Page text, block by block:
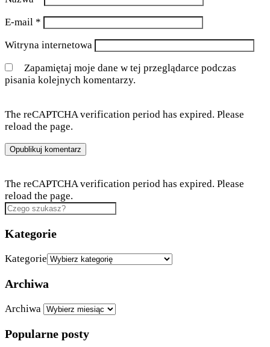
E-mail *
Witryna internetowa
Zapamiętaj moje dane w tej przeglądarce podczas
pisania kolejnych komentarzy.
The reCAPTCHA verification period has expired. Please
reload the page.
The reCAPTCHA verification period has expired. Please
reload the page.
Kategorie
Kategorie
Archiwa
Archiwa
Popularne posty